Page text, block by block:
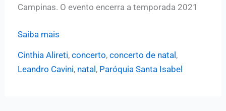
Campinas. O evento encerra a temporada 2021
Orquestra
Saiba mais
Cinthia Alireti, concerto, concerto de natal ,
Leandro Cavini, natal , Paróquia Santa Isabel